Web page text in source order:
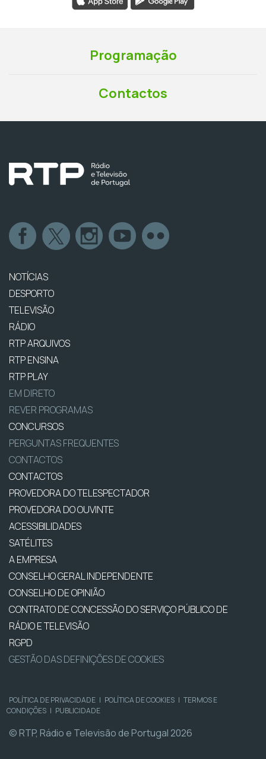
Programação
Contactos
NOTÍCIAS
DESPORTO
TELEVISÃO
RÁDIO
RTP ARQUIVOS
RTP ENSINA
RTP PLAY
EM DIRETO
REVER PROGRAMAS
CONCURSOS
PERGUNTAS FREQUENTES
CONTACTOS
CONTACTOS
PROVEDORA DO TELESPECTADOR
PROVEDORA DO OUVINTE
ACESSIBILIDADES
SATÉLITES
A EMPRESA
CONSELHO GERAL INDEPENDENTE
CONSELHO DE OPINIÃO
CONTRATO DE CONCESSÃO DO SERVIÇO PÚBLICO DE
RÁDIO E TELEVISÃO
RGPD
GESTÃO DAS DEFINIÇÕES DE COOKIES
POLÍTICA DE PRIVACIDADE | POLÍTICA DE COOKIES | TERMOS E
CONDIÇÕES | PUBLICIDADE
© RTP, Rádio e Televisão de Portugal 2026